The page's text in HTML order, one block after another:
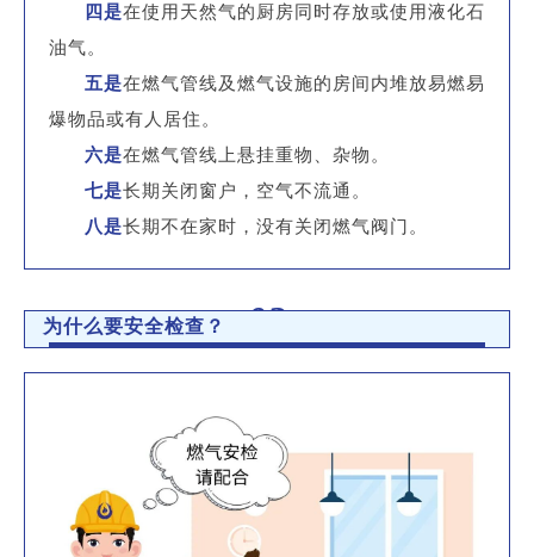
四是在使用天然气的厨房同时存放或使用液化石
油气。
五是在燃气管线及燃气设施的房间内堆放易燃易
爆物品或有人居住。
六是在燃气管线上悬挂重物、杂物。
七是长期关闭窗户，空气不流通。
八是长期不在家时，没有关闭燃气阀门。
03
为什么要安全检查？